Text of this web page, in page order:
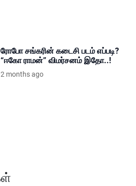
ரோபோ சங்கரின் கடைசி படம் எப்படி?
“ஈகோ ராமன்” விமர்சனம் இதோ..!
2 months ago